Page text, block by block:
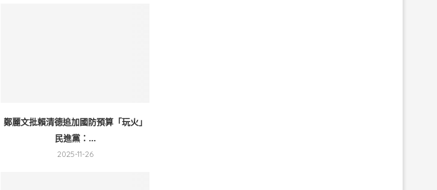
鄭麗文批賴清德追加國防預算「玩火」
民進黨：...
2025-11-26